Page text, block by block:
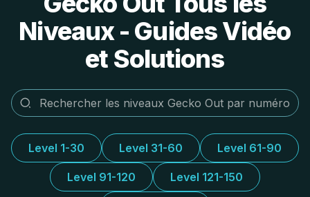
Niveaux - Guides Vidéo
et Solutions
Level 1-30 Level 31-60 Level 61-90
Level 91-120 Level 121-150